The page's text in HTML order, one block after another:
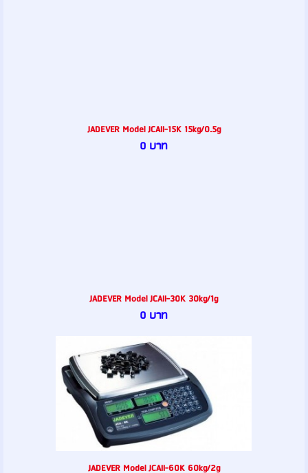
JADEVER Model JCAII-15K 15kg/0.5g
0 บาท
JADEVER Model JCAII-30K 30kg/1g
0 บาท
JADEVER Model JCAII-60K 60kg/2g